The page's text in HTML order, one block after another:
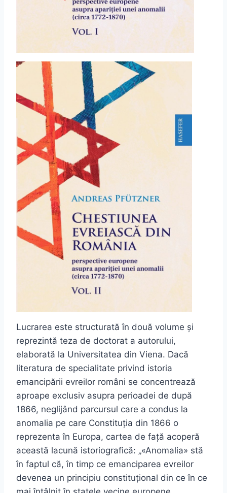
Lucrarea este structurată în două volume și
reprezintă teza de doctorat a autorului,
elaborată la Universitatea din Viena. Dacă
literatura de specialitate privind istoria
emancipării evreilor români se concentrează
aproape exclusiv asupra perioadei de după
1866, neglijând parcursul care a condus la
anomalia pe care Constituția din 1866 o
reprezenta în Europa, cartea de față acoperă
această lacună istoriografică: „«Anomalia» stă
în faptul că, în timp ce emanciparea evreilor
devenea un principiu constituțional din ce în ce